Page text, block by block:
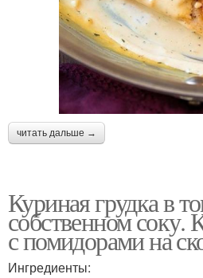
читать дальше →
Куриная грудка в
собственном соку.
с помидорами на
Ингредиенты: